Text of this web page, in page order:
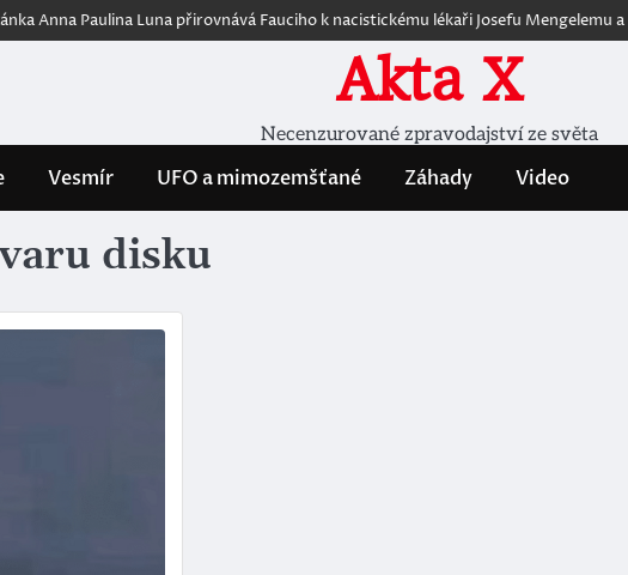
Anna Paulina Luna přirovnává Fauciho k nacistickému lékaři Josefu Mengelemu a
Akta X
Necenzurované zpravodajství ze světa
Vesmír UFO a mimozemšťané Záhady Video
disku